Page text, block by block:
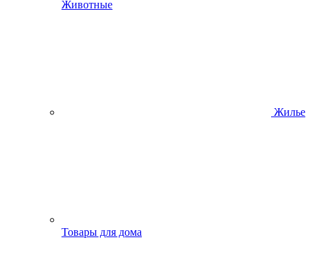
Животные
Жилье
Товары для дома